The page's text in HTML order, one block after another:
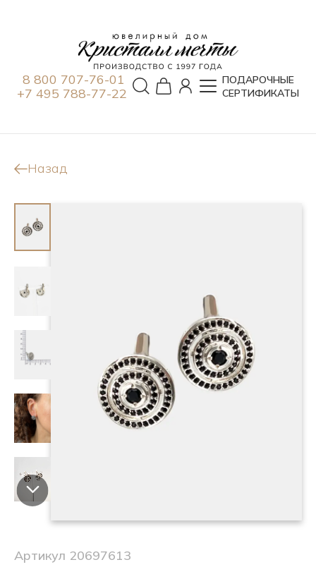
8 800 707-76-01
+7 495 788-77-22
ПОДАРОЧНЫЕ
СЕРТИФИКАТЫ
Назад
Артикул 20697613